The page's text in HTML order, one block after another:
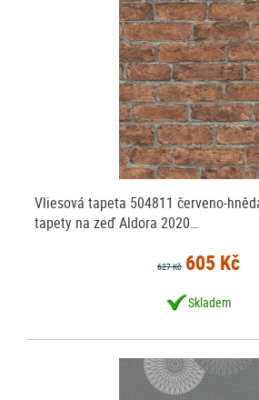
Vliesová tapeta 504811 červeno-
tapety na zeď Aldora 2020…
627 Kč 605 Kč
Skladem